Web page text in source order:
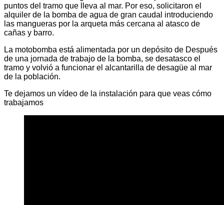
puntos del tramo que lleva al mar. Por eso, solicitaron el
alquiler de la bomba de agua de gran caudal introduciendo
las mangueras por la arqueta más cercana al atasco de
cañas y barro.
La motobomba está alimentada por un depósito de Después
de una jornada de trabajo de la bomba, se desatasco el
tramo y volvió a funcionar el alcantarilla de desagüe al mar
de la población.
Te dejamos un vídeo de la instalación para que veas cómo
trabajamos